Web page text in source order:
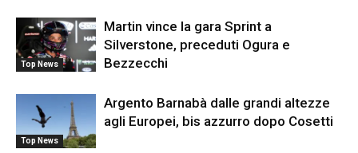
Top News
Martin vince la gara Sprint a
Silverstone, preceduti Ogura e
Bezzecchi
Top News
Argento Barnabà dalle grandi altezze
agli Europei, bis azzurro dopo Cosetti